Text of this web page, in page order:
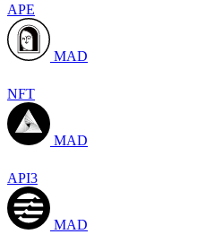
APE
MAD
NFT
MAD
API3
MAD